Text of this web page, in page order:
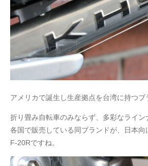
アメリカで誕生し生産拠点を台湾に持つブ
折り畳み自転車のみならず、多彩なライ
各国で販売している同ブランドが、日本
F-20Rですね。